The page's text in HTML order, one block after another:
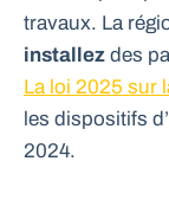
travaux. La
installez des
La loi 2025 sur
les dispositifs
2024.